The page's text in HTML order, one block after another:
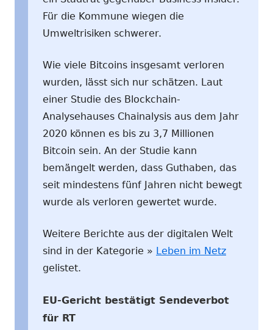
Für die Kommune wiegen die
Umweltrisiken schwerer.
Wie viele Bitcoins insgesamt verloren
wurden, lässt sich nur schätzen. Laut
einer Studie des Blockchain-
Analysehauses Chainalysis aus dem Jahr
2020 können es bis zu 3,7 Millionen
Bitcoin sein. An der Studie kann
bemängelt werden, dass Guthaben, das
seit mindestens fünf Jahren nicht bewegt
wurde als verloren gewertet wurde.
Weitere Berichte aus der digitalen Welt
sind in der Kategorie » Leben im Netz
gelistet.
EU-Gericht bestätigt Sendeverbot
für RT